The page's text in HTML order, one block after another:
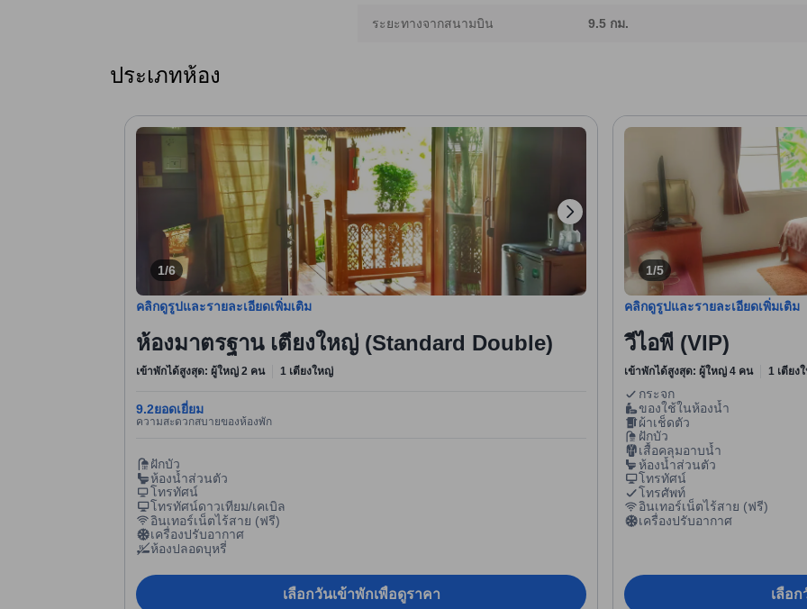
ระยะทางจากสนามบิน 9.5 กม.
ประเภทห้อง
1/6
คลิกดูรูปและรายละเอียดเพิ่มเติม
ห้องมาตรฐาน เตียงใหญ่ (Standard Double)
เข้าพักได้สูงสุด: ผู้ใหญ่ 2 คน 1 เตียงใหญ่
9.2ยอดเยี่ยม
ความสะดวกสบายของห้องพัก
ฝักบัว
ห้องน้ำส่วนตัว
โทรทัศน์
โทรทัศน์ดาวเทียม/เคเบิล
อินเทอร์เน็ตไร้สาย (ฟรี)
เครื่องปรับอากาศ
ห้องปลอดบุหรี่
เลือกวันเข้าพักเพื่อดูราคา
1/5
คลิกดูรูปและรายละเอียดเพิ่มเติม
วีไอพี (VIP)
เข้าพักได้สูงสุด: ผู้ใหญ่ 4 คน 1 เตียง
กระจก
ของใช้ในห้องน้ำ
ผ้าเช็ดตัว
ฝักบัว
เสื้อคลุมอาบน้ำ
ห้องน้ำส่วนตัว
โทรทัศน์
โทรศัพท์
อินเทอร์เน็ตไร้สาย (ฟรี)
เครื่องปรับอากาศ
เลือ